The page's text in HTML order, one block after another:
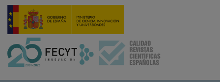
Pasar
contenido